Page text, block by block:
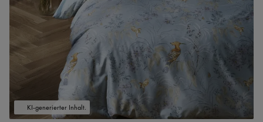
KI-generierter Inhalt.